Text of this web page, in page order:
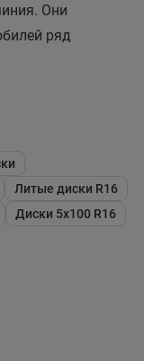
Они
ряд
подвергается
высоким
на протяжении
Литые диски R16
Диски 5x100 R16